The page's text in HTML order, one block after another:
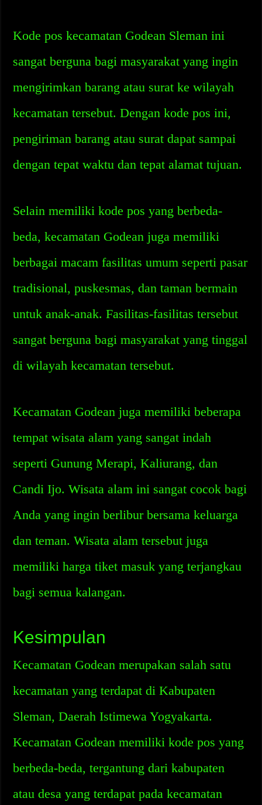
Kode pos kecamatan Godean Sleman ini
sangat berguna bagi masyarakat yang ingin
mengirimkan barang atau surat ke wilayah
kecamatan tersebut. Dengan kode pos ini,
pengiriman barang atau surat dapat sampai
dengan tepat waktu dan tepat alamat tujuan.
Selain memiliki kode pos yang berbeda-
beda, kecamatan Godean juga memiliki
berbagai macam fasilitas umum seperti pasar
tradisional, puskesmas, dan taman bermain
untuk anak-anak. Fasilitas-fasilitas tersebut
sangat berguna bagi masyarakat yang tinggal
di wilayah kecamatan tersebut.
Kecamatan Godean juga memiliki beberapa
tempat wisata alam yang sangat indah
seperti Gunung Merapi, Kaliurang, dan
Candi Ijo. Wisata alam ini sangat cocok bagi
Anda yang ingin berlibur bersama keluarga
dan teman. Wisata alam tersebut juga
memiliki harga tiket masuk yang terjangkau
bagi semua kalangan.
Kesimpulan
Kecamatan Godean merupakan salah satu
kecamatan yang terdapat di Kabupaten
Sleman, Daerah Istimewa Yogyakarta.
Kecamatan Godean memiliki kode pos yang
berbeda-beda, tergantung dari kabupaten
atau desa yang terdapat pada kecamatan